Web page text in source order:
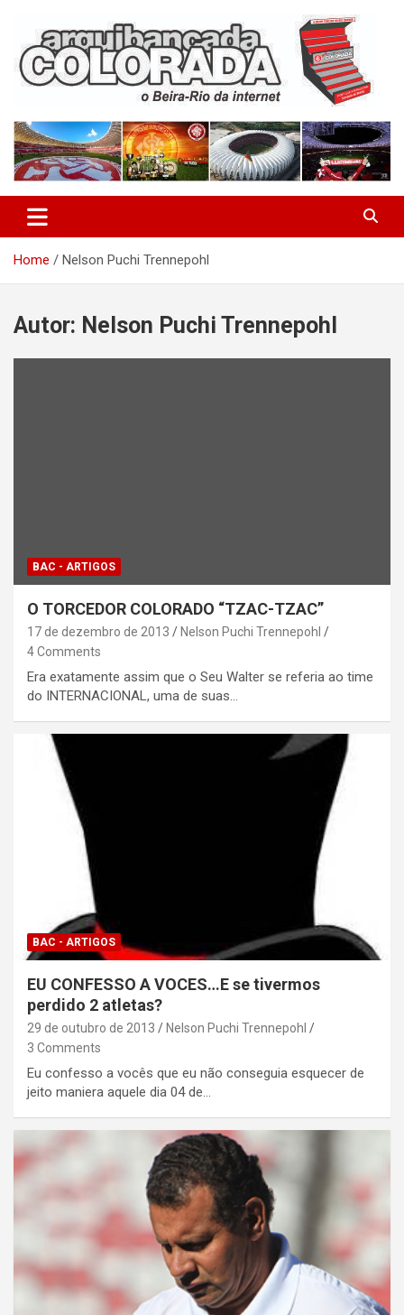
content
Arquibancada Colorada
Home Nelson Puchi Trennepohl
Autor: Nelson Puchi Trennepohl
BAC - ARTIGOS
O TORCEDOR COLORADO “TZAC-TZAC”
17 de dezembro de 2013
Nelson Puchi Trennepohl
4 Comments
Era exatamente assim que o Seu Walter se referia ao time
do INTERNACIONAL, uma de suas…
BAC - ARTIGOS
EU CONFESSO A VOCES…E se tivermos
perdido 2 atletas?
29 de outubro de 2013
Nelson Puchi Trennepohl
3 Comments
Eu confesso a vocês que eu não conseguia esquecer de
jeito maniera aquele dia 04 de…